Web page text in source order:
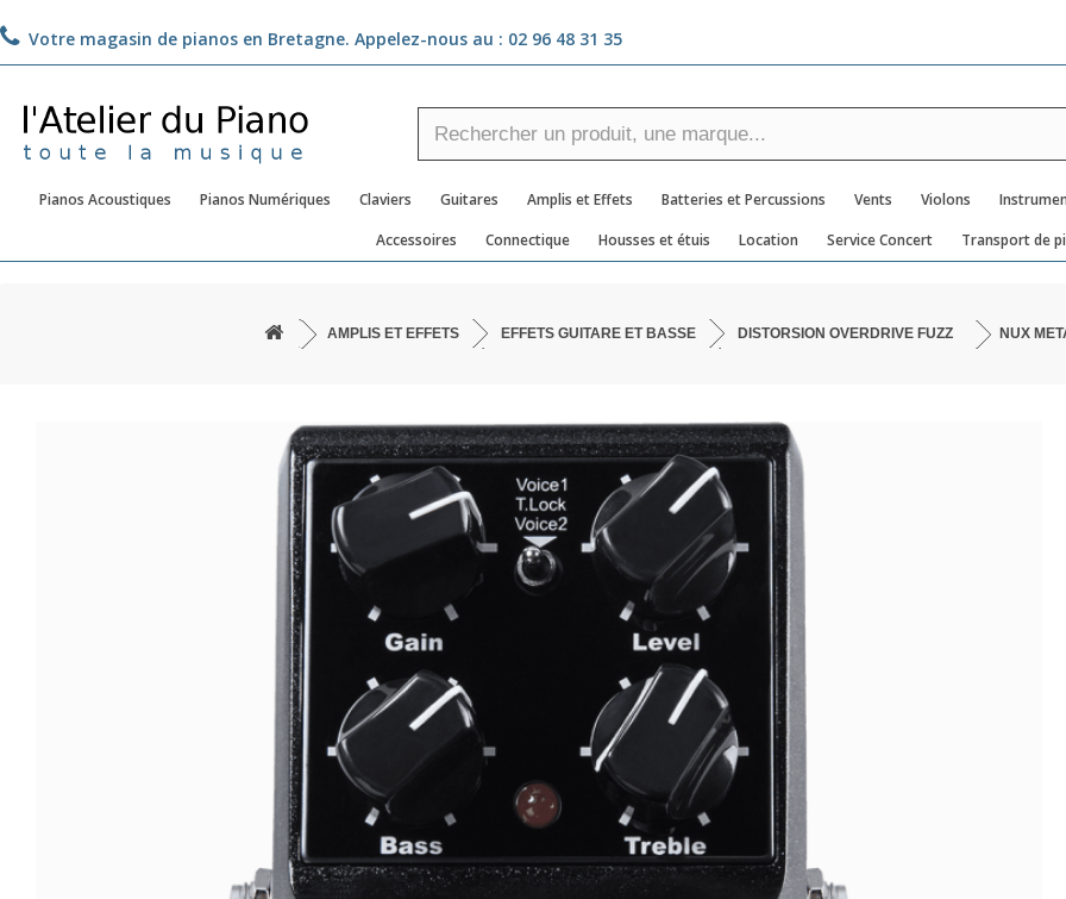
Votre magasin de pianos en Bretagne. Appelez-nous au : 02 96 48 31 35
Pianos Acoustiques Pianos Numériques Claviers Guitares Amplis et Effets Batteries et Percussions Vents Violons
Accessoires
Connectique Housses et étuis Location Service Concert Transport de
AMPLIS ET EFFETS EFFETS GUITARE ET BASSE DISTORSION OVERDRIVE FUZZ NUX